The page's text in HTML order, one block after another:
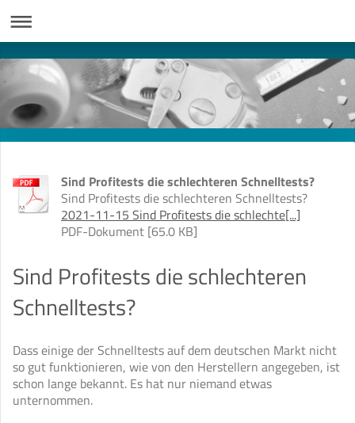
Sind Profitests die schlechteren Schnelltests?
Sind Profitests die schlechteren Schnelltests?
2021-11-15 Sind Profitests die schlechte[...]
PDF-Dokument [65.0 KB]
Sind Profitests die schlechteren
Schnelltests?
Dass einige der Schnelltests auf dem deutschen Markt nicht
so gut funktionieren, wie von den Herstellern angegeben, ist
schon lange bekannt. Es hat nur niemand etwas
unternommen.